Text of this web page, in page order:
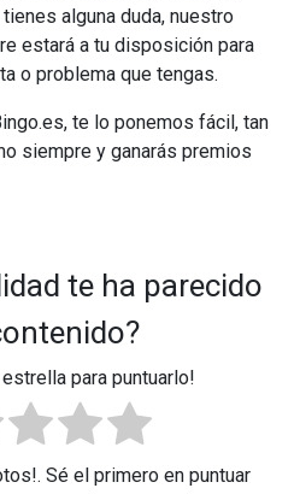
alguna duda, nuestro
estará a tu disposición para
o problema que tengas.
te lo ponemos fácil, tan
siempre y ganarás premios
te ha parecido
estrella para puntuarlo!
Sé el primero en puntuar